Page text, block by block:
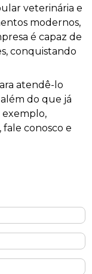
veterinária e
modernos,
é capaz de
conquistando
atendê-lo
do que já
exemplo,
fale conosco e